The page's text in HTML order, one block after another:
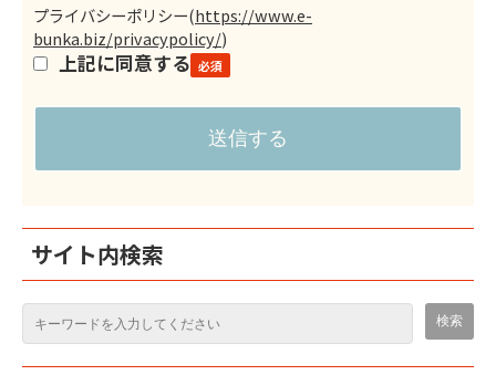
プライバシーポリシー(https://www.e-
bunka.biz/privacypolicy/)
上記に同意する
サイト内検索